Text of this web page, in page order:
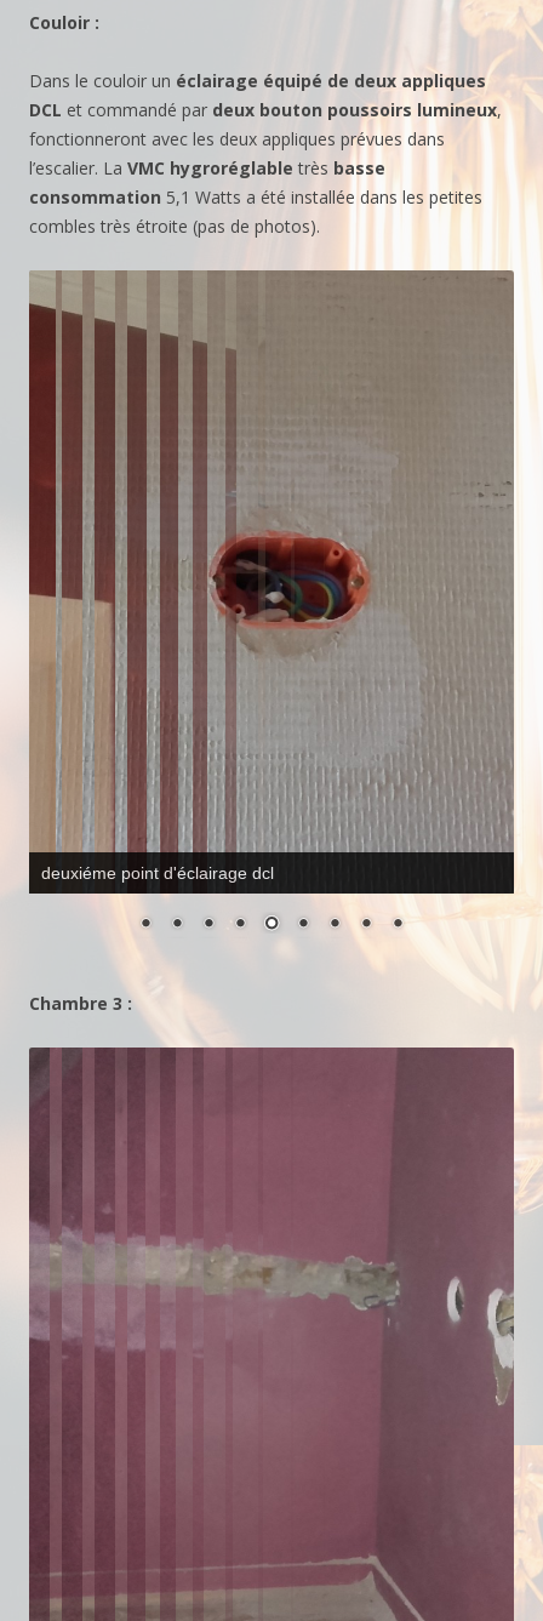
Couloir :
Dans le couloir un éclairage équipé de deux appliques
DCL et commandé par deux bouton poussoirs lumineux,
fonctionneront avec les deux appliques prévues dans
l’escalier. La VMC hygroréglable très basse
consommation 5,1 Watts a été installée dans les petites
combles très étroite (pas de photos).
futur bouton poussoir lumineux et sa prise obligatoire
norme handicapé
Chambre 3 :